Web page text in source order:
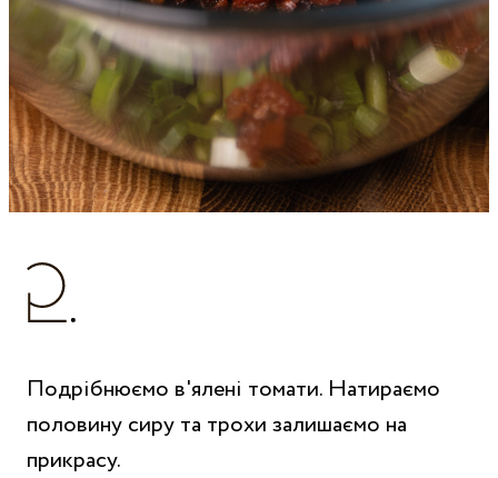
Подрібнюємо в'ялені томати. Натираємо
половину сиру та трохи залишаємо на
прикрасу.